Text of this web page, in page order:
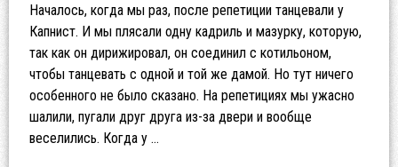
Началось, когда мы раз, после репетиции танцевали у
Капнист. И мы плясали одну кадриль и мазурку, которую,
так как он дирижировал, он соединил с котильоном,
чтобы танцевать с одной и той же дамой. Но тут ничего
особенного не было сказано. На репетициях мы ужасно
шалили, пугали друг друга из-за двери и вообще
веселились. Когда у …